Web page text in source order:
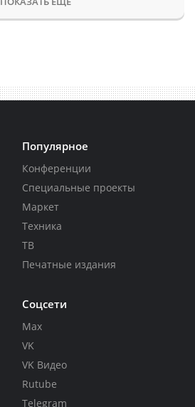
Популярное
Конференции
Специальные проекты
Маркет
Техника
ТВ
Печатные издания
Соцсети
Max
VK
VK Видео
Rutube
Telegram